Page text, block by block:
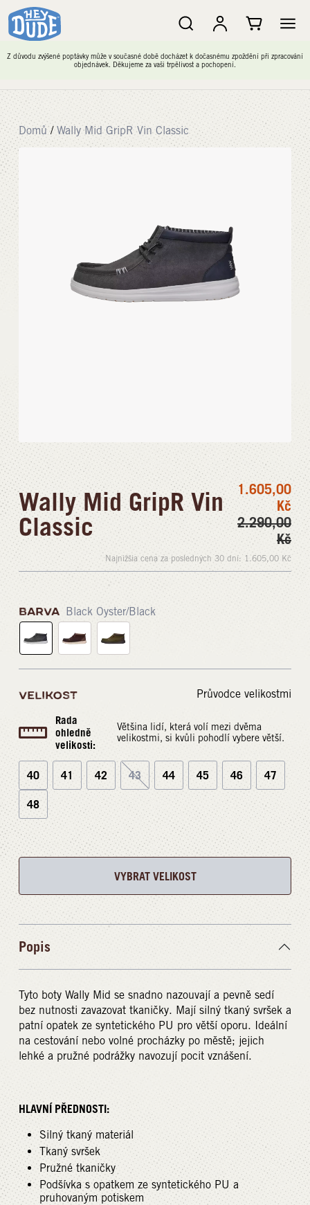
Z důvodu zvýšené poptávky může v současné době docházet k dočasnému zpoždění při zpracování
objednávek. Děkujeme za vaši trpělivost a pochopení.
Domů / Wally Mid GripR Vin Classic
Wally Mid GripR Vin
Classic
1.605,00
Kč
2.290,00
Kč
Najnižšia cena za posledných 30 dní: 1.605,00 Kč
BARVA Black Oyster/Black
VELIKOST Průvodce velikostmi
Rada
ohledně
velikosti:
Většina lidí, která volí mezi dvěma
velikostmi, si kvůli pohodlí vybere větší.
40 41 42 43 44 45 46 47
48
VYBRAT VELIKOST
Popis
Tyto boty Wally Mid se snadno nazouvají a pevně sedí
bez nutnosti zavazovat tkaničky. Mají silný tkaný svršek a
patní opatek ze syntetického PU pro větší oporu. Ideální
na cestování nebo volné procházky po městě; jejich
lehké a pružné podrážky navozují pocit vznášení.
HLAVNÍ PŘEDNOSTI:
Silný tkaný materiál
Tkaný svršek
Pružné tkaničky
Podšívka s opatkem ze syntetického PU a
pruhovaným potiskem